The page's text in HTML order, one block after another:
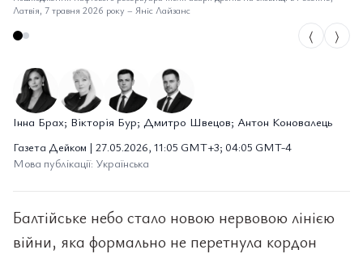
Латвія, 7 травня 2026 року – Яніс Лайзанс
⟨ ⟩
Інна Брах; Вікторія Бур; Дмитро Швецов; Антон Коновалець
Газета Дейком | 27.05.2026, 11:05 GMT+3; 04:05 GMT-4
Мова публікації: Українська
Балтійське небо стало новою нервовою лінією
війни, яка формально не перетнула кордон